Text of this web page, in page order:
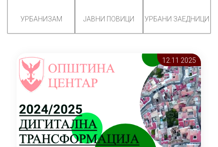
УРБАНИЗАМ ЈАВНИ ПОВИЦИ УРБАНИ ЗАЕДНИЦИ
12.11 2025